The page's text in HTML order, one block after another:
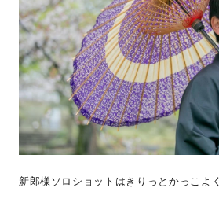
新郎様ソロショットはきりっとかっこよく